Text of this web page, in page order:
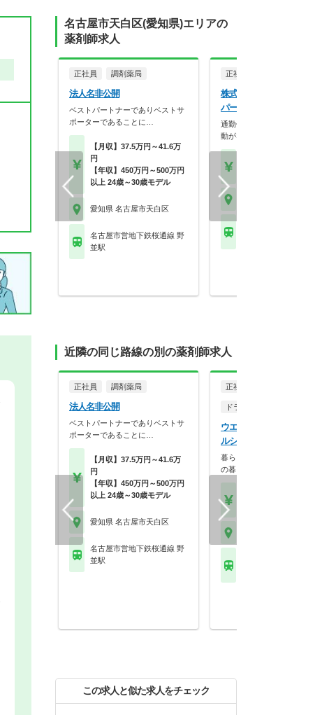
名古屋市天白区(愛知県)エリアの
薬剤師求人
正社員 調剤薬局
法人名非公開
ベストパートナーでありベストサ
ポーターであることに…
【月収】37.5万円～41.6万
円
【年収】450万円～500万円
以上 24歳～30歳モデル
愛知県 名古屋市天白区
名古屋市営地下鉄桜通線 野
並駅
正社員
株式会社スパーク調剤薬
パーク調剤薬局植田店
通勤便利な駅チカ！転居を伴
動がなく、アットホー…
近隣の同じ路線の別の薬剤師求人
正社員 調剤薬局
法人名非公開
ベストパートナーでありベストサ
ポーターであることに…
【月収】37.5万円～41.6万
円
【年収】450万円～500万円
以上 24歳～30歳モデル
愛知県 名古屋市天白区
名古屋市営地下鉄桜通線 野
並駅
正社員
ドラッグストア（調剤併設
ウエルシア薬局株式会社
ルシア名古屋野並店
暮らしを支える仕事だから、
の暮らしも大切に。業…
この求人と似た求人をチェック